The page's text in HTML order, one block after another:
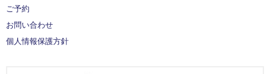
ご予約
お問い合わせ
個人情報保護方針